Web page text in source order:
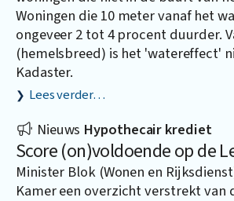
Woningen die 10 meter vanaf het
ongeveer 2 tot 4 procent duurder.
(hemelsbreed) is het 'watereffect'
Kadaster.
Lees verder…
Nieuws Hypothecair krediet
Score (on)voldoende op de
Minister Blok (Wonen en
Kamer een overzicht verstrekt van